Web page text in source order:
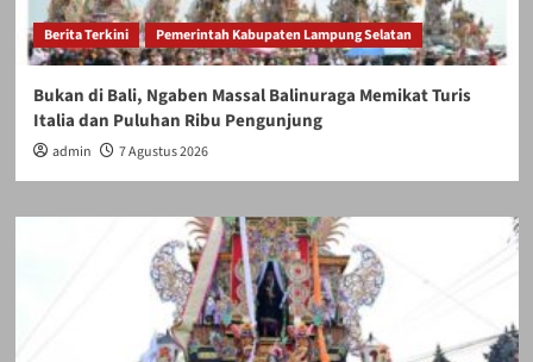
Berita Terkini Pemerintah Kabupaten Lampung Selatan
Bukan di Bali, Ngaben Massal Balinuraga Memikat Turis
Italia dan Puluhan Ribu Pengunjung
admin 7 Agustus 2026